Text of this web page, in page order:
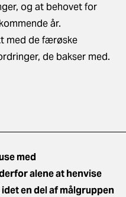
og at behovet for
år.
med de færøske
de bakser med.
med
alene at henvise
en del af målgruppen